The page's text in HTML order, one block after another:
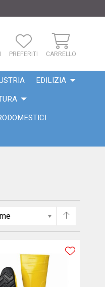
PREFERITI CARRELLO
EDILIZIA